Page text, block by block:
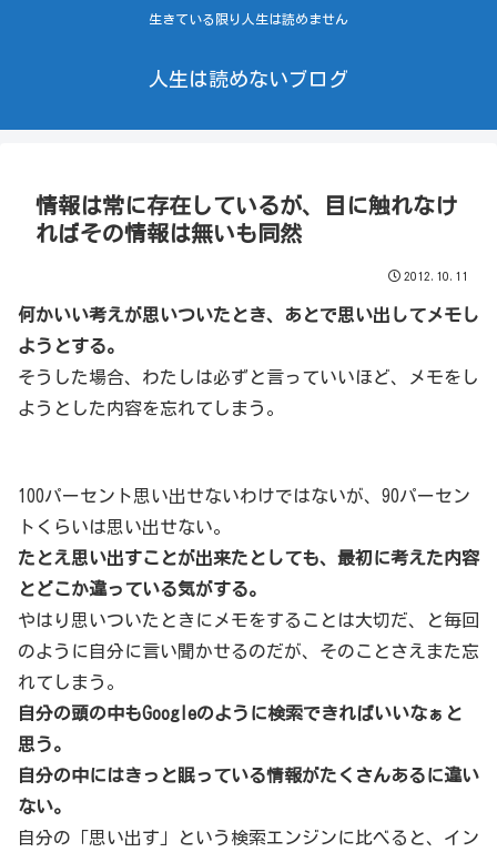
生きている限り人生は読めません
人生は読めないブログ
情報は常に存在しているが、目に触れなけ
ればその情報は無いも同然
2012.10.11
何かいい考えが思いついたとき、あとで思い出してメモし
ようとする。
そうした場合、わたしは必ずと言っていいほど、メモをし
ようとした内容を忘れてしまう。
100パーセント思い出せないわけではないが、90パーセン
トくらいは思い出せない。
たとえ思い出すことが出来たとしても、最初に考えた内容
とどこか違っている気がする。
やはり思いついたときにメモをすることは大切だ、と毎回
のように自分に言い聞かせるのだが、そのことさえまた忘
れてしまう。
自分の頭の中もGoogleのように検索できればいいなぁと
思う。
自分の中にはきっと眠っている情報がたくさんあるに違い
ない。
自分の「思い出す」という検索エンジンに比べると、イン